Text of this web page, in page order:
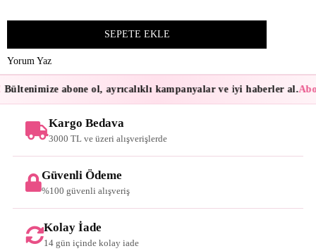
Yorum Yaz
abone ol, ayrıcalıklı kampanyalar ve iyi haberler al.
Kargo Bedava
3000 TL ve üzeri alışverişlerde
Güvenli Ödeme
%100 güvenli alışveriş
Kolay İade
14 gün içinde kolay iade